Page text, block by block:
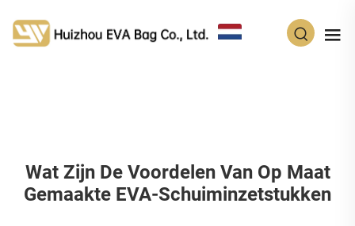
Wat Zijn De Voordelen Van Op Maat
Gemaakte EVA-Schuiminzetstukken